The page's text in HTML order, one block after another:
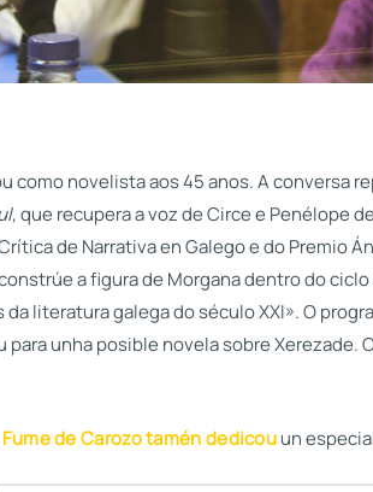
como novelista aos 45 anos. A conversa
, que recupera a voz de Circe e Penélope
de Narrativa en Galego e do Premio
a figura de Morgana dentro do
literatura galega do século XXI». O
unha posible novela sobre Xerezade.
de Carozo tamén dedicouun